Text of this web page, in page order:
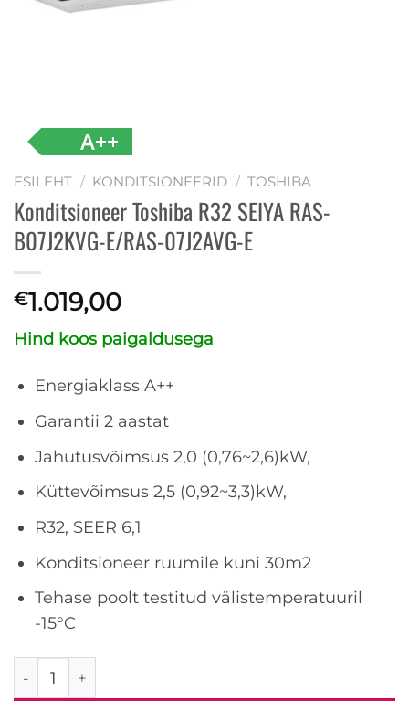
A++
ESILEHT / KONDITSIONEERID / TOSHIBA
Konditsioneer Toshiba R32 SEIYA RAS-
B07J2KVG-E/RAS-07J2AVG-E
€1.019,00
Hind koos paigaldusega
Energiaklass A++
Garantii 2 aastat
Jahutusvõimsus 2,0 (0,76~2,6)kW,
Küttevõimsus 2,5 (0,92~3,3)kW,
R32, SEER 6,1
Konditsioneer ruumile kuni 30m2
Tehase poolt testitud välistemperatuuril
-15°C
Konditsioneer Toshiba R32 SEIYA RAS-B07J2KVG-E/